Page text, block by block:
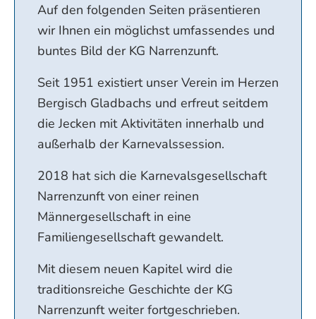
Auf den folgenden Seiten präsentieren
wir Ihnen ein möglichst umfassendes und
buntes Bild der KG Narrenzunft.
Seit 1951 existiert unser Verein im Herzen
Bergisch Gladbachs und erfreut seitdem
die Jecken mit Aktivitäten innerhalb und
außerhalb der Karnevalssession.
2018 hat sich die Karnevalsgesellschaft
Narrenzunft von einer reinen
Männergesellschaft in eine
Familiengesellschaft gewandelt.
Mit diesem neuen Kapitel wird die
traditionsreiche Geschichte der KG
Narrenzunft weiter fortgeschrieben.